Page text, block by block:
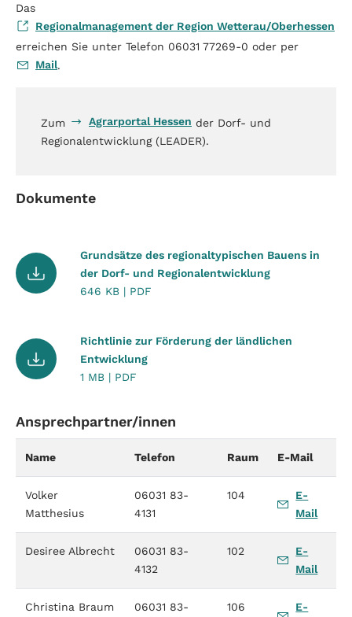
Das
Regionalmanagement der Region Wetterau/Oberhessen
erreichen Sie unter Telefon 06031 77269-0 oder per
Mail.
Zum Agrarportal Hessen der Dorf- und
Regionalentwicklung (LEADER).
Dokumente
Grundsätze des regionaltypischen Bauens in
der Dorf- und Regionalentwicklung
646 KB | PDF
Richtlinie zur Förderung der ländlichen
Entwicklung
1 MB | PDF
Ansprechpartner/innen
Name Telefon Raum E-Mail
Volker
Matthesius
06031 83-
4131
104
E-
Mail
Desiree Albrecht
06031 83-
4132
102
E-
Mail
Christina Braum
06031 83-
106
E-